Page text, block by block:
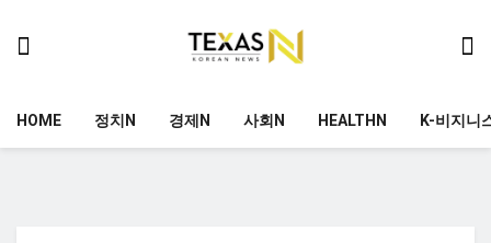
HOME 정치N 경제N 사회N HEALTHN K-비지니